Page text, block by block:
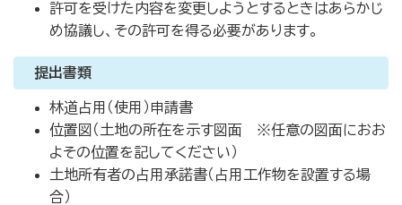
許可を受けた内容を変更しようとするときはあらかじ
め協議し、その許可を得る必要があります。
提出書類
林道占用（使用）申請書
位置図（土地の所在を示す図面 ※任意の図面におお
よその位置を記してください）
土地所有者の占用承諾書（占用工作物を設置する場
合）